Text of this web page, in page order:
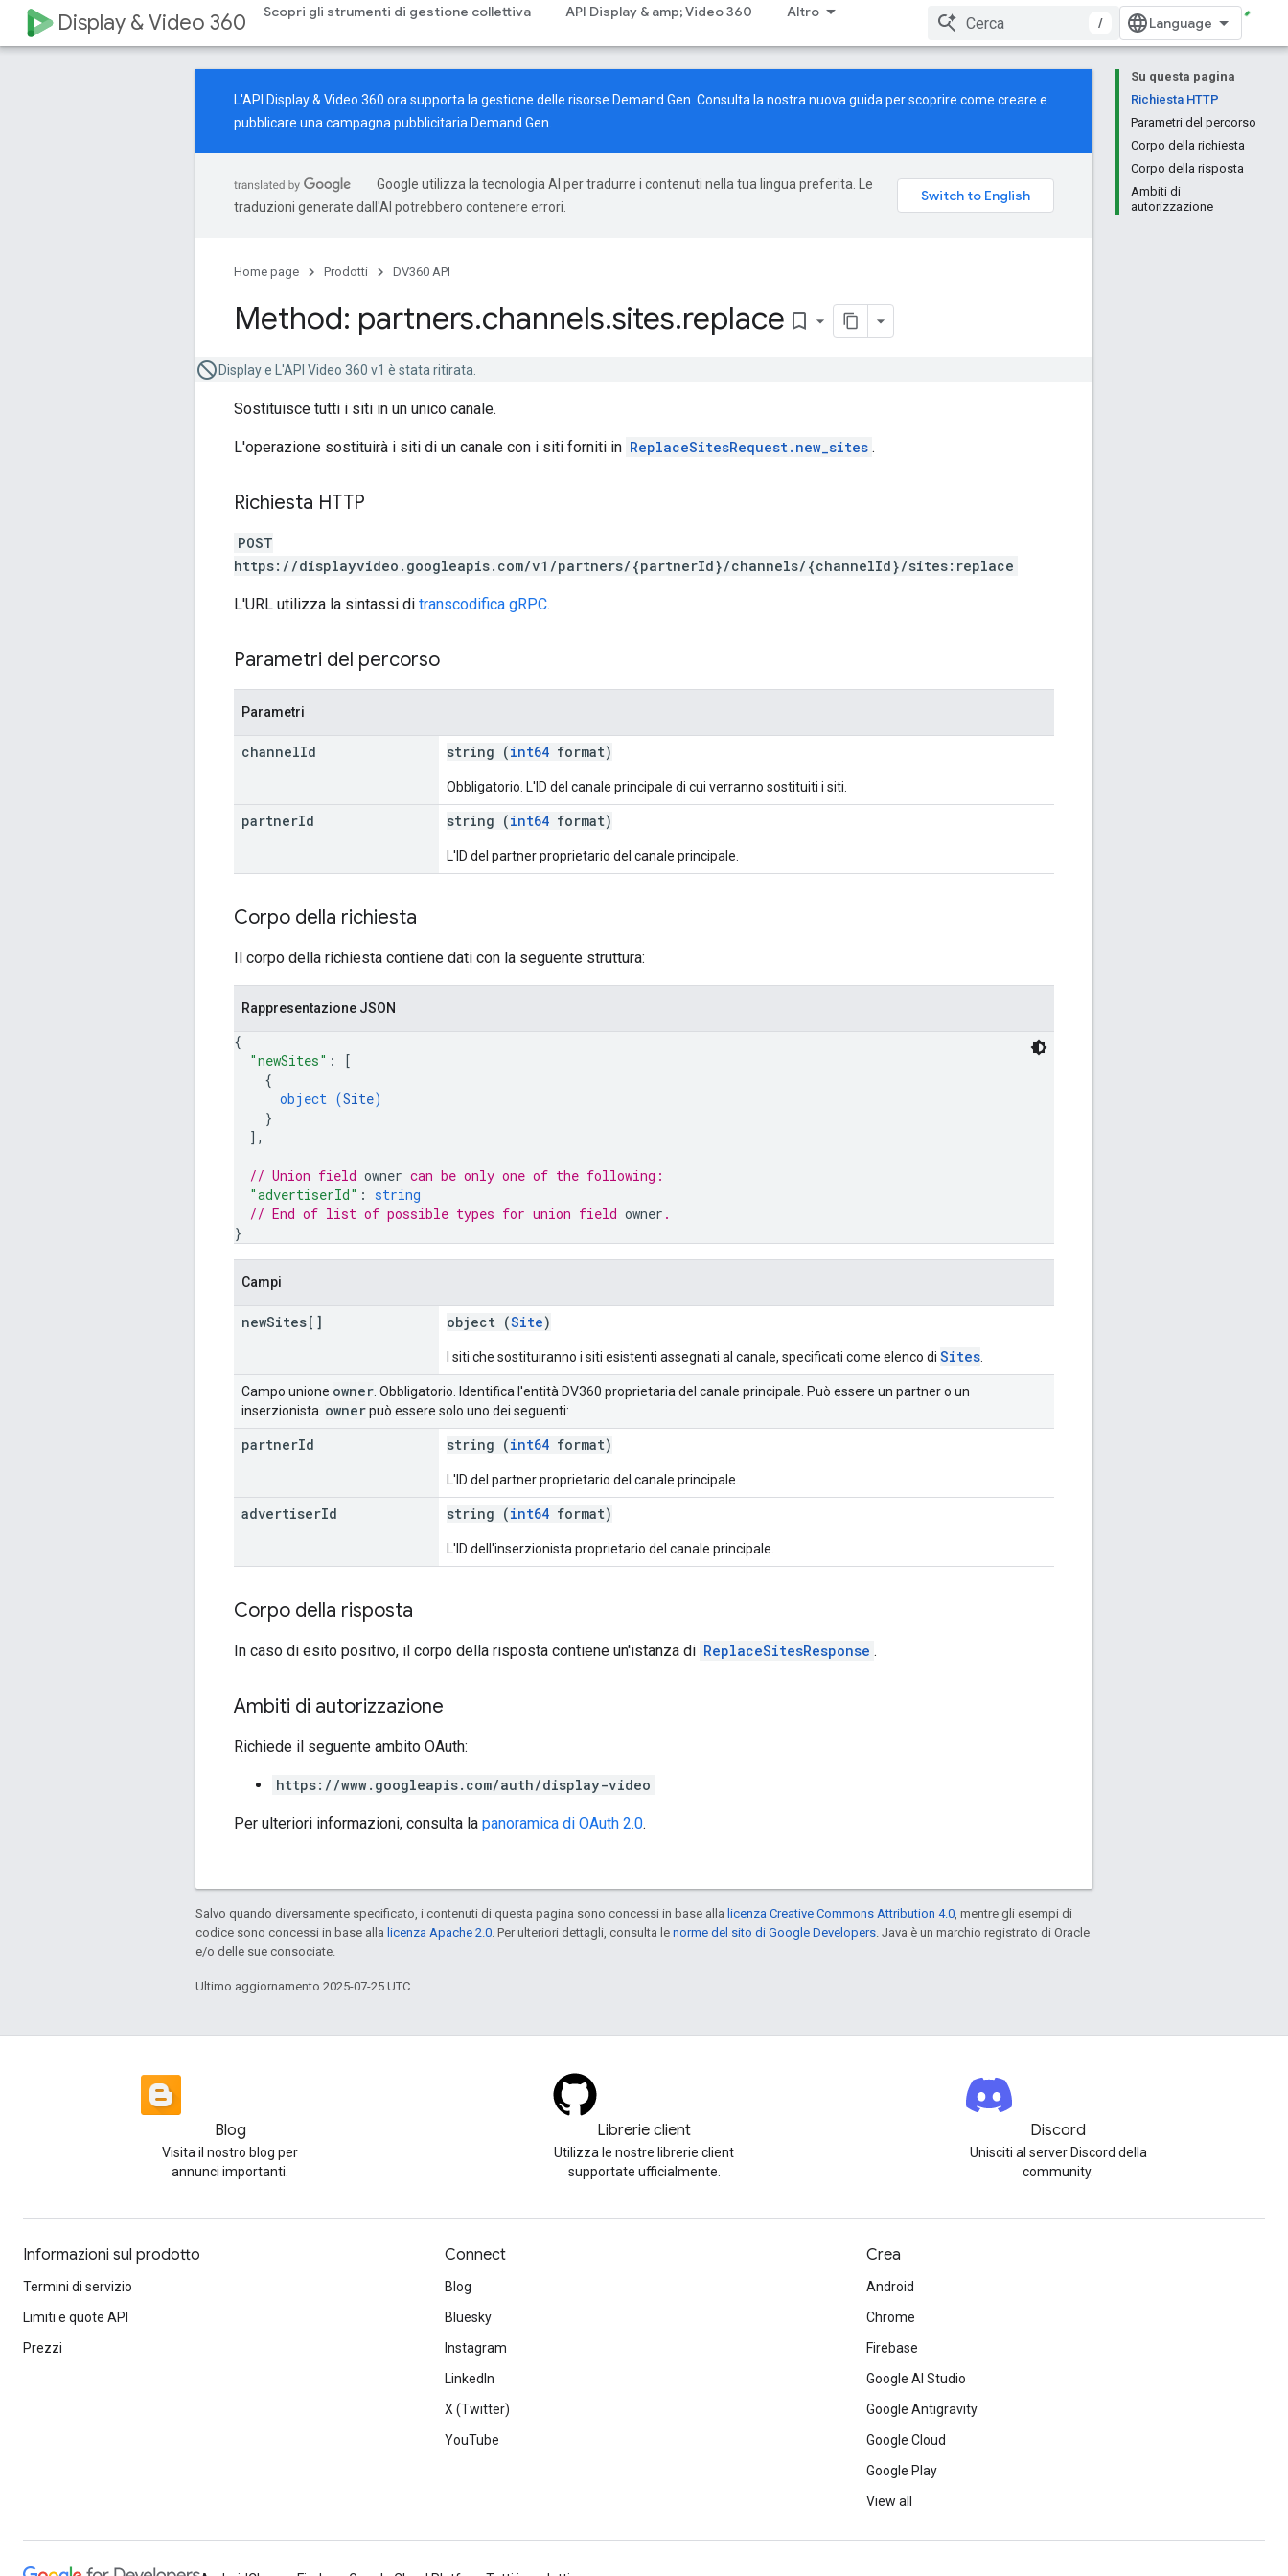
Display & Video 360 Scopri gli strumenti di gestione collettiva API Display & amp; Video 360 Altro
/
Su questa pagina
Richiesta HTTP
Parametri del percorso
Corpo della richiesta
Corpo della risposta
Ambiti di
autorizzazione
L'API Display & Video 360 ora supporta la gestione delle risorse Demand Gen. Consulta la nostra nuova guida per scoprire come creare e
pubblicare una campagna pubblicitaria Demand Gen.
Google utilizza la tecnologia AI per tradurre i contenuti nella tua lingua preferita. Le
traduzioni generate dall'AI potrebbero contenere errori.
Home page Prodotti DV360 API
Method: partners.channels.sites.replace bookmark_border
Display e L'API Video 360 v1 è stata ritirata.
Sostituisce tutti i siti in un unico canale.
L'operazione sostituirà i siti di un canale con i siti forniti in ReplaceSitesRequest.new_sites .
Richiesta HTTP
POST
https://displayvideo.googleapis.com/v1/partners/{partnerId}/channels/{channelId}/sites:replace
L'URL utilizza la sintassi di transcodifica gRPC.
Parametri del percorso
Parametri
channelId string (int64 format)
Obbligatorio. L'ID del canale principale di cui verranno sostituiti i siti.
partnerId string (int64 format)
L'ID del partner proprietario del canale principale.
Corpo della richiesta
Il corpo della richiesta contiene dati con la seguente struttura:
Rappresentazione JSON
{
"newSites" :
[
{
object (Site)
}
] ,
// Union field owner can be only one of the following:
"advertiserId" : string
// End of list of possible types for union field owner .
}
Campi
newSites[] object (Site)
I siti che sostituiranno i siti esistenti assegnati al canale, specificati come elenco di Sites
Campo unione owner . Obbligatorio. Identifica l'entità DV360 proprietaria del canale principale. Può essere un partner o un
inserzionista. ownerpuò essere solo uno dei seguenti:
partnerId string (int64 format)
L'ID del partner proprietario del canale principale.
advertiserId string (int64 format)
L'ID dell'inserzionista proprietario del canale principale.
Corpo della risposta
In caso di esito positivo, il corpo della risposta contiene un'istanza di ReplaceSitesResponse .
Ambiti di autorizzazione
Richiede il seguente ambito OAuth:
https://www.googleapis.com/auth/display-video
Per ulteriori informazioni, consulta la panoramica di OAuth 2.0.
Salvo quando diversamente specificato, i contenuti di questa pagina sono concessi in base alla licenza Creative Commons Attribution 4.0 , mentre gli esempi di
codice sono concessi in base alla licenza Apache 2.0 . Per ulteriori dettagli, consulta le norme del sito di Google Developers . Java è un marchio registrato di Oracle
e/o delle sue consociate.
Ultimo aggiornamento 2025-07-25 UTC.
Blog
Visita il nostro blog per
annunci importanti.
Librerie client
Utilizza le nostre librerie client
supportate ufficialmente.
Discord
Unisciti al server Discord della
community.
Informazioni sul prodotto
Termini di servizio
Limiti e quote API
Prezzi
Connect
Blog
Bluesky
Instagram
LinkedIn
X (Twitter)
YouTube
Crea
Android
Chrome
Firebase
Google AI Studio
Google Antigravity
Google Cloud
Google Play
View all